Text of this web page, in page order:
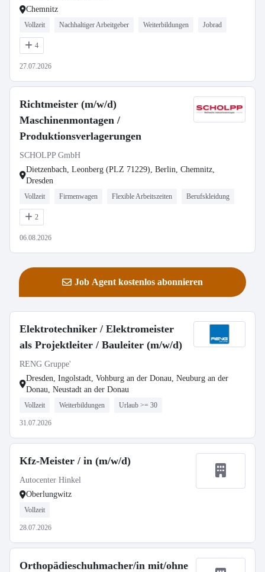
Chemnitz
Vollzeit Nachhaltiger Arbeitgeber Weiterbildungen Jobrad
4
27.07.2026
Richtmeister (m/w/d)
Maschinenmontagen /
Produktionsverlagerungen
SCHOLPP GmbH
Dietzenbach, Leonberg (PLZ 71229), Berlin, Chemnitz,
Dresden
Vollzeit Firmenwagen Flexible Arbeitszeiten Berufskleidung
2
06.08.2026
Job Agent kostenlos abonnieren
Elektrotechniker / Elektromeister
als Projektleiter / Bauleiter (m/w/d)
RENG Gruppe'
Dresden, Ingolstadt, Vohburg an der Donau, Neuburg an der
Donau, Neustadt an der Donau
Vollzeit Weiterbildungen Urlaub >= 30
31.07.2026
Kfz-Meister / in (m/w/d)
Autocenter Hinkel
Oberlungwitz
Vollzeit
28.07.2026
Orthopädieschuhmacher/in mit/ohne